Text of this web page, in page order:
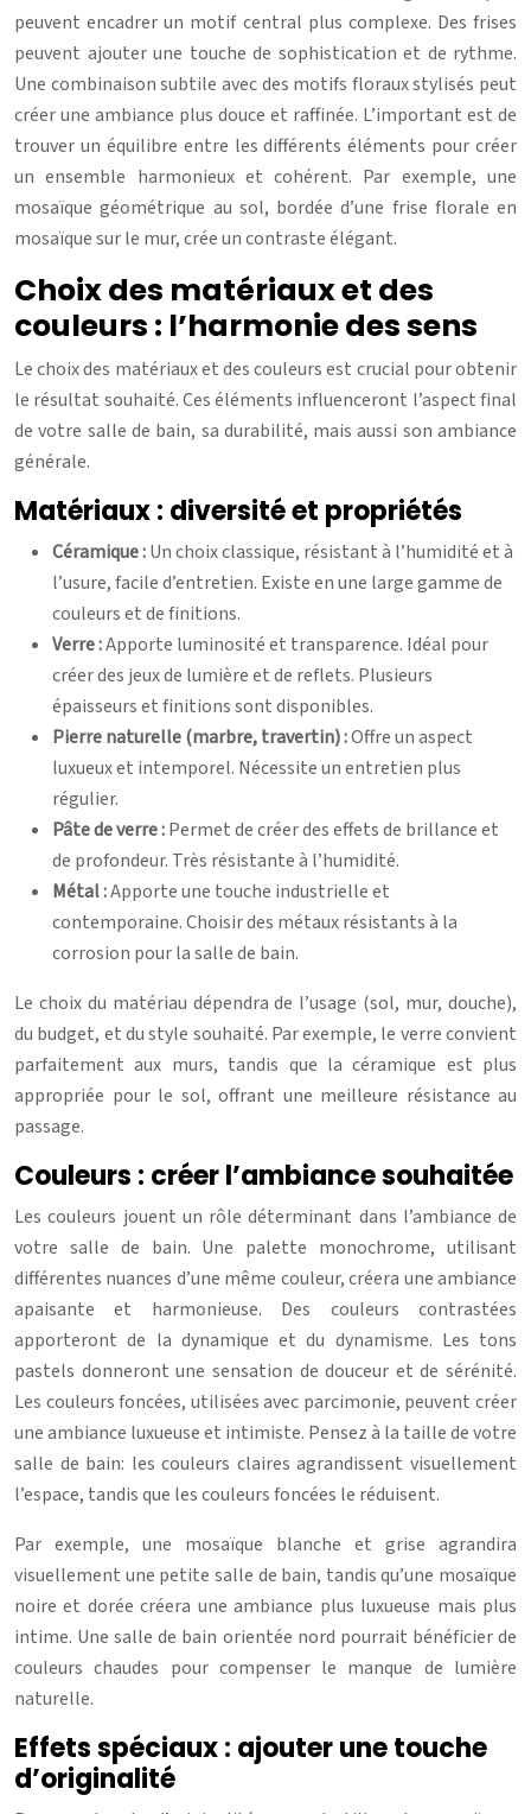
peuvent encadrer un motif central plus complexe. Des frises
peuvent ajouter une touche de sophistication et de rythme.
Une combinaison subtile avec des motifs floraux stylisés peut
créer une ambiance plus douce et raffinée. L’important est de
trouver un équilibre entre les différents éléments pour créer
un ensemble harmonieux et cohérent. Par exemple, une
mosaïque géométrique au sol, bordée d’une frise florale en
mosaïque sur le mur, crée un contraste élégant.
Choix des matériaux et des
couleurs : l’harmonie des sens
Le choix des matériaux et des couleurs est crucial pour obtenir
le résultat souhaité. Ces éléments influenceront l’aspect final
de votre salle de bain, sa durabilité, mais aussi son ambiance
générale.
Matériaux : diversité et propriétés
Céramique :Un choix classique, résistant à l’humidité et à
l’usure, facile d’entretien. Existe en une large gamme de
couleurs et de finitions.
Verre :Apporte luminosité et transparence. Idéal pour
créer des jeux de lumière et de reflets. Plusieurs
épaisseurs et finitions sont disponibles.
Pierre naturelle (marbre, travertin) :Offre un aspect
luxueux et intemporel. Nécessite un entretien plus
régulier.
Pâte de verre :Permet de créer des effets de brillance et
de profondeur. Très résistante à l’humidité.
Métal :Apporte une touche industrielle et
contemporaine. Choisir des métaux résistants à la
corrosion pour la salle de bain.
Le choix du matériau dépendra de l’usage (sol, mur, douche),
du budget, et du style souhaité. Par exemple, le verre convient
parfaitement aux murs, tandis que la céramique est plus
appropriée pour le sol, offrant une meilleure résistance au
passage.
Couleurs : créer l’ambiance souhaitée
Les couleurs jouent un rôle déterminant dans l’ambiance de
votre salle de bain. Une palette monochrome, utilisant
différentes nuances d’une même couleur, créera une ambiance
apaisante et harmonieuse. Des couleurs contrastées
apporteront de la dynamique et du dynamisme. Les tons
pastels donneront une sensation de douceur et de sérénité.
Les couleurs foncées, utilisées avec parcimonie, peuvent créer
une ambiance luxueuse et intimiste. Pensez à la taille de votre
salle de bain: les couleurs claires agrandissent visuellement
l’espace, tandis que les couleurs foncées le réduisent.
Par exemple, une mosaïque blanche et grise agrandira
visuellement une petite salle de bain, tandis qu’une mosaïque
noire et dorée créera une ambiance plus luxueuse mais plus
intime. Une salle de bain orientée nord pourrait bénéficier de
couleurs chaudes pour compenser le manque de lumière
naturelle.
Effets spéciaux : ajouter une touche
d’originalité